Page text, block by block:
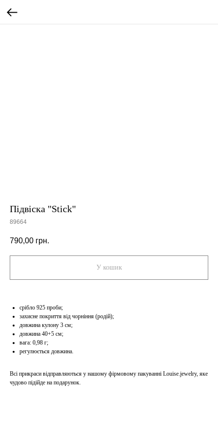
Підвіска "Stick"
89664
790,00 грн.
У кошик
срібло 925 проби;
захисне покриття від чорніння (родій);
довжина кулону 3 см;
довжина 40+5 см;
вага: 0,98 г;
регулюється довжина.
Всі прикраси відправляються у нашому фірмовому пакуванні Louise.jewelry, яке
чудово підійде на подарунок.